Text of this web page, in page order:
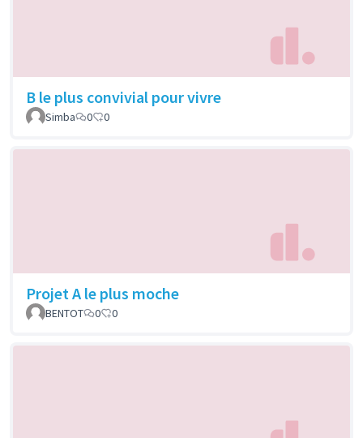
B le plus convivial pour vivre
Simba 0 0
Projet A le plus moche
BENTOT 0 0